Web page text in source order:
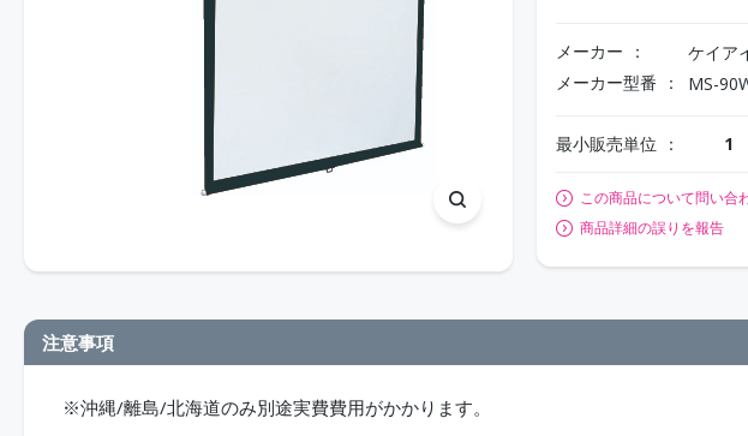
メーカー ケイア
メーカー型番 MS-
最小販売単位 1
この商品について問い合
商品詳細の誤りを報告
注意事項
※沖縄/離島/北海道のみ別途実費費用がかかります。